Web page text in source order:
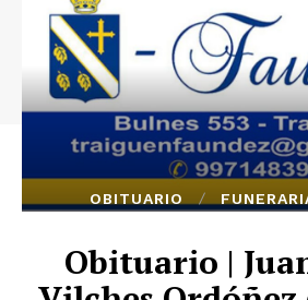
OBITUARIO
Obituario |